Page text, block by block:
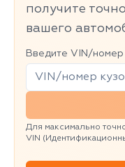
получите
вашего
Введите VIN/номер
Для максимально
VIN